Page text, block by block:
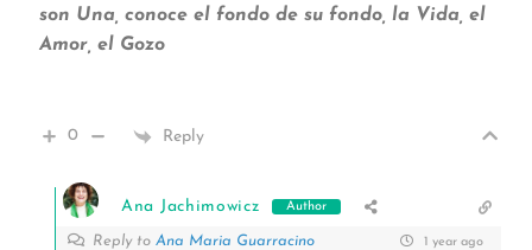
son Una, conoce el fondo de su fondo, la Vida, el
Amor, el Gozo
0 Reply
Ana Jachimowicz Author
Reply to Ana Maria Guarracino 1 year ago